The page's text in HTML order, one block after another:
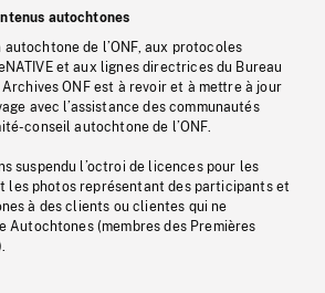
autochtones
de l’ONF, aux protocoles
et aux lignes directrices du Bureau
ONF est à revoir et à mettre à jour
avec l’assistance des communautés
conseil autochtone de l’ONF.
suspendu l’octroi de licences pour les
les photos représentant des participants et
à des clients ou clientes qui ne
Autochtones (membres des Premières